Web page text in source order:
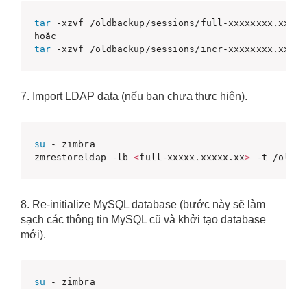
tar -xzvf /oldbackup/sessions/full-
tar -xzvf /oldbackup/sessions/incr-
7. Import LDAP data (nếu bạn chưa thực hiện).
su - zimbra
zmrestoreldap -lb <full-xxxxx.xxxxx.xx> -t /
8. Re-initialize MySQL database (bước này sẽ làm
sạch các thông tin MySQL cũ và khởi tạo database
mới).
su